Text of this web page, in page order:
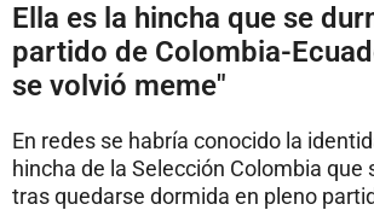
Ella es la hincha que se
partido de Colombia-
se volvió meme"
En redes se habría conocido la
hincha de la Selección Colombia que
tras quedarse dormida en pleno